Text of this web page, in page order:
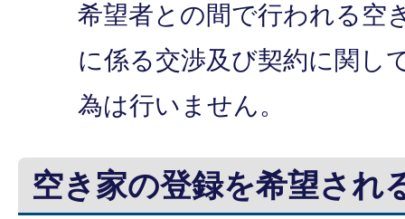
希望者との間で行われる空
に係る交渉及び契約に関し
為は行いません。
空き家の登録を希望され